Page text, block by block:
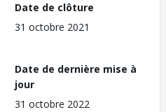
Date de clôture
31 octobre 2021
Date de dernière mise à
jour
31 octobre 2022